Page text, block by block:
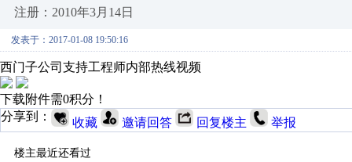
注册：2010年3月14日
发表于：2017-01-08 19:50:16
西门子公司支持工程师内部热线视频
下载附件需0积分！
分享到：
收藏 邀请回答 回复楼主 举报
楼主最近还看过